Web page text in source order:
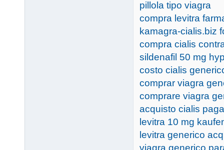
pillola tipo viagra
compra levitra
kamagra-cialis.biz
compra cialis
sildenafil 50 mg
costo cialis
comprar viagra
comprare viagra
acquisto cialis
levitra 10 mg
levitra generico
viagra generico